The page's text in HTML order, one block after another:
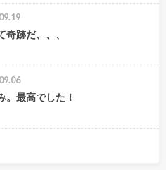
奇跡だ、、、
。最高でした！